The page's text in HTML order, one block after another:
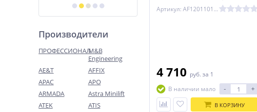
Производители
ПРОФЕССИОНАЛM&B
Engineering
AE&T
AFFIX
APAC
APO
ARMADA
Astra Minilift
ATEK
ATIS
предметов AFFIX AF12011017C
Артикул: AF12011017C
4 710 руб. за 1
В наличии мало
- +
В КОРЗИНУ